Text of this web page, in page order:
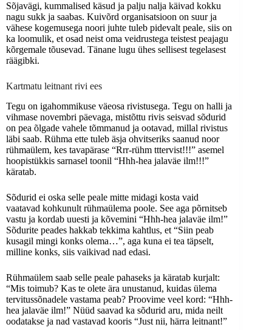
Sõjavägi, kummalised käsud ja palju nalja käivad kokku
nagu sukk ja saabas. Kuivõrd organisatsioon on suur ja
vähese kogemusega noori juhte tuleb pidevalt peale, siis on
ka loomulik, et osad neist oma veidrustega teistest peajagu
kõrgemale tõusevad. Tänane lugu ühes sellisest tegelasest
räägibki.
Kartmatu leitnant rivi ees
Tegu on igahommikuse väeosa rivistusega. Tegu on halli ja
vihmase novembri päevaga, mistõttu rivis seisvad sõdurid
on pea õlgade vahele tõmmanud ja ootavad, millal rivistus
läbi saab. Rühma ette tuleb äsja ohvitseriks saanud noor
rühmaülem, kes tavapärase “Rrr-rühm tttervist!!!” asemel
hoopistükkis sarnasel toonil “Hhh-hea jalaväe ilm!!!”
käratab.
Sõdurid ei oska selle peale mitte midagi kosta vaid
vaatavad kohkunult rühmaülema poole. See aga põrnitseb
vastu ja kordab uuesti ja kõvemini “Hhh-hea jalaväe ilm!”
Sõdurite peades hakkab tekkima kahtlus, et “Siin peab
kusagil mingi konks olema…”, aga kuna ei tea täpselt,
milline konks, siis vaikivad nad edasi.
Rühmaülem saab selle peale pahaseks ja käratab kurjalt:
“Mis toimub? Kas te olete ära unustanud, kuidas ülema
tervitussõnadele vastama peab? Proovime veel kord: “Hhh-
hea jalaväe ilm!” Nüüd saavad ka sõdurid aru, mida neilt
oodatakse ja nad vastavad kooris “Just nii, härra leitnant!”